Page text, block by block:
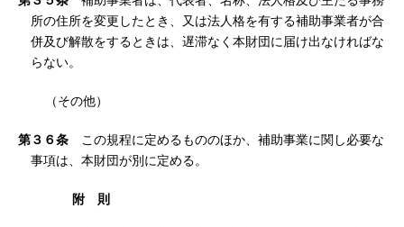
所の住所を変更したとき、又は法人格を有する補助事業者が合
併及び解散をするときは、遅滞なく本財団に届け出なければな
らない。
（その他）
第３６条 この規程に定めるもののほか、補助事業に関し必要な
事項は、本財団が別に定める。
附 則